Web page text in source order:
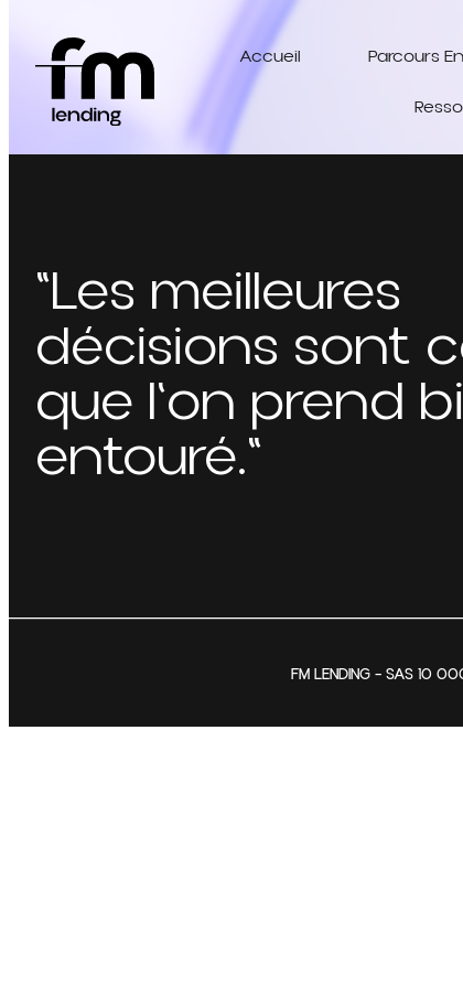
Accueil Parcours
"Les meilleures
décisions sont
que l'on prend
entouré."
FM LENDING – SAS 10